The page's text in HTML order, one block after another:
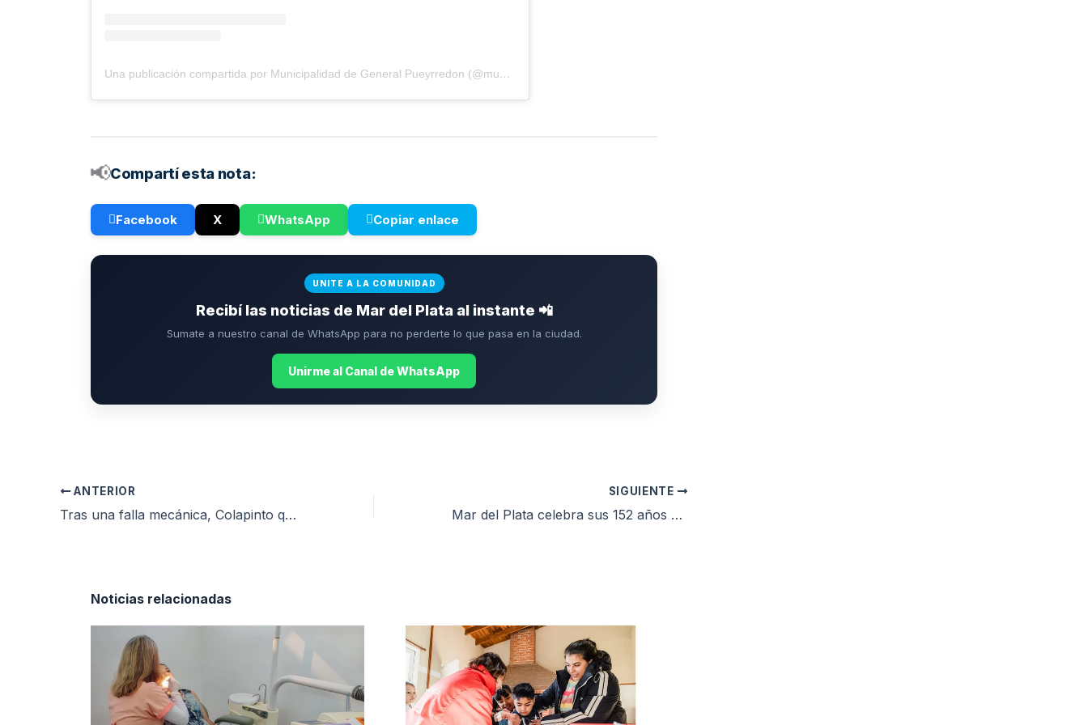
Una publicación compartida por Municipalidad de General Pueyrredon (@munimardelplata)
📢Compartí esta nota:
Facebook X WhatsApp Copiar enlace
UNITE A LA COMUNIDAD
Recibí las noticias de Mar del Plata al instante 📲
Sumate a nuestro canal de WhatsApp para no perderte lo que pasa en la ciudad.
Unirme al Canal de WhatsApp
ANTERIOR
Tras una falla mecánica, Colapinto quedó último en el primer test de Baréin
SIGUIENTE
Mar del Plata celebra sus 152 años con el alfajor más grande del país: pesará 720 kilos
Noticias relacionadas